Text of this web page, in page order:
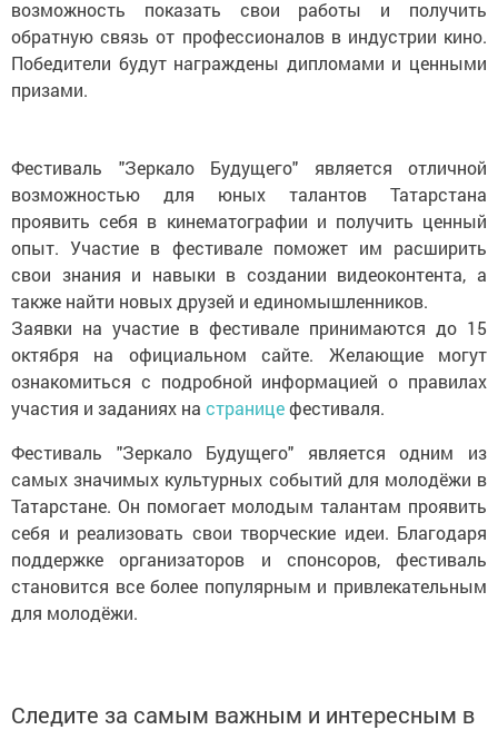
возможность показать свои работы и получить
обратную связь от профессионалов в индустрии кино.
Победители будут награждены дипломами и ценными
призами.
Фестиваль "Зеркало Будущего" является отличной
возможностью для юных талантов Татарстана
проявить себя в кинематографии и получить ценный
опыт. Участие в фестивале поможет им расширить
свои знания и навыки в создании видеоконтента, а
также найти новых друзей и единомышленников.
Заявки на участие в фестивале принимаются до 15
октября на официальном сайте. Желающие могут
ознакомиться с подробной информацией о правилах
участия и заданиях на страницефестиваля.
Фестиваль "Зеркало Будущего" является одним из
самых значимых культурных событий для молодёжи в
Татарстане. Он помогает молодым талантам проявить
себя и реализовать свои творческие идеи. Благодаря
поддержке организаторов и спонсоров, фестиваль
становится все более популярным и привлекательным
для молодёжи.
Следите за самым важным и интересным в